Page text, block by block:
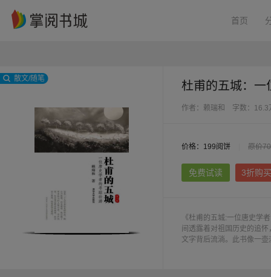
首页
散文/随笔
杜甫的五城：一
作者：赖瑞和 字数：16.3
价格：199阅饼 原价
免费试读 3折购买
《杜甫的五城:一位唐史学
间透露着对祖国历史的追
文字背后流淌。此书像一